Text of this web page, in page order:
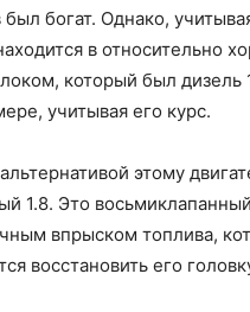
был богат. Однако,
в относительно
который был
учитывая его курс.
этому
1.8. Это
впрыском топлива,
восстановить его